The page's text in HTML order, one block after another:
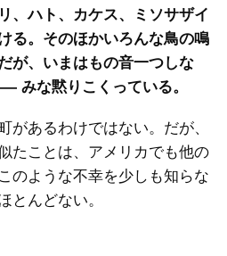
、ハト、カケス、ミソサザイ
る。そのほかいろんな鳥の鳴
が、いまはもの音一つしな
みな黙りこくっている。
あるわけではない。だが、
たことは、アメリカでも他の
のような不幸を少しも知らな
とんどない。